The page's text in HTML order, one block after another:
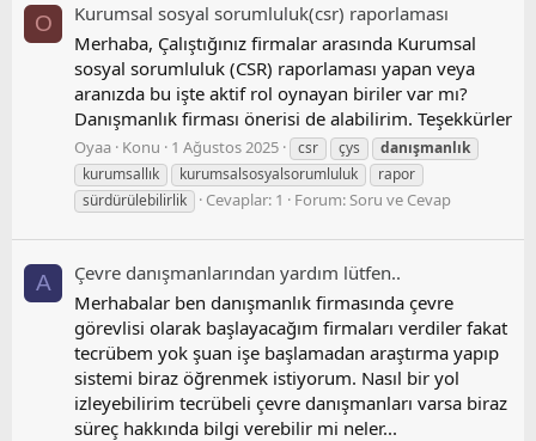
O
Kurumsal sosyal sorumluluk(csr) raporlaması
Merhaba, Çalıştığınız firmalar arasında Kurumsal
sosyal sorumluluk (CSR) raporlaması yapan veya
aranızda bu işte aktif rol oynayan biriler var mı?
Danışmanlık firması önerisi de alabilirim. Teşekkürler
Oyaa Konu 1 Ağustos 2025 csr çys
danışmanlık
kurumsallık
kurumsalsosyalsorumluluk
rapor
sürdürülebilirlik
Cevaplar: 1 Forum:Soru ve Cevap
A
Çevre danışmanlarından yardım lütfen..
Merhabalar ben danışmanlık firmasında çevre
görevlisi olarak başlayacağım firmaları verdiler fakat
tecrübem yok şuan işe başlamadan araştırma yapıp
sistemi biraz öğrenmek istiyorum. Nasıl bir yol
izleyebilirim tecrübeli çevre danışmanları varsa biraz
süreç hakkında bilgi verebilir mi neler...